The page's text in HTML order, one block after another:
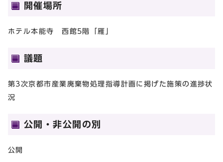
開催場所
ホテル本能寺 西館5階「雁」
議題
第3次京都市産業廃棄物処理指導計画に掲げた施策の進捗状
況
公開・非公開の別
公開